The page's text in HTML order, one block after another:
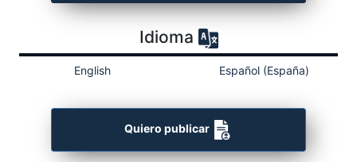
Idioma
English Español (España)
Quiero publicar